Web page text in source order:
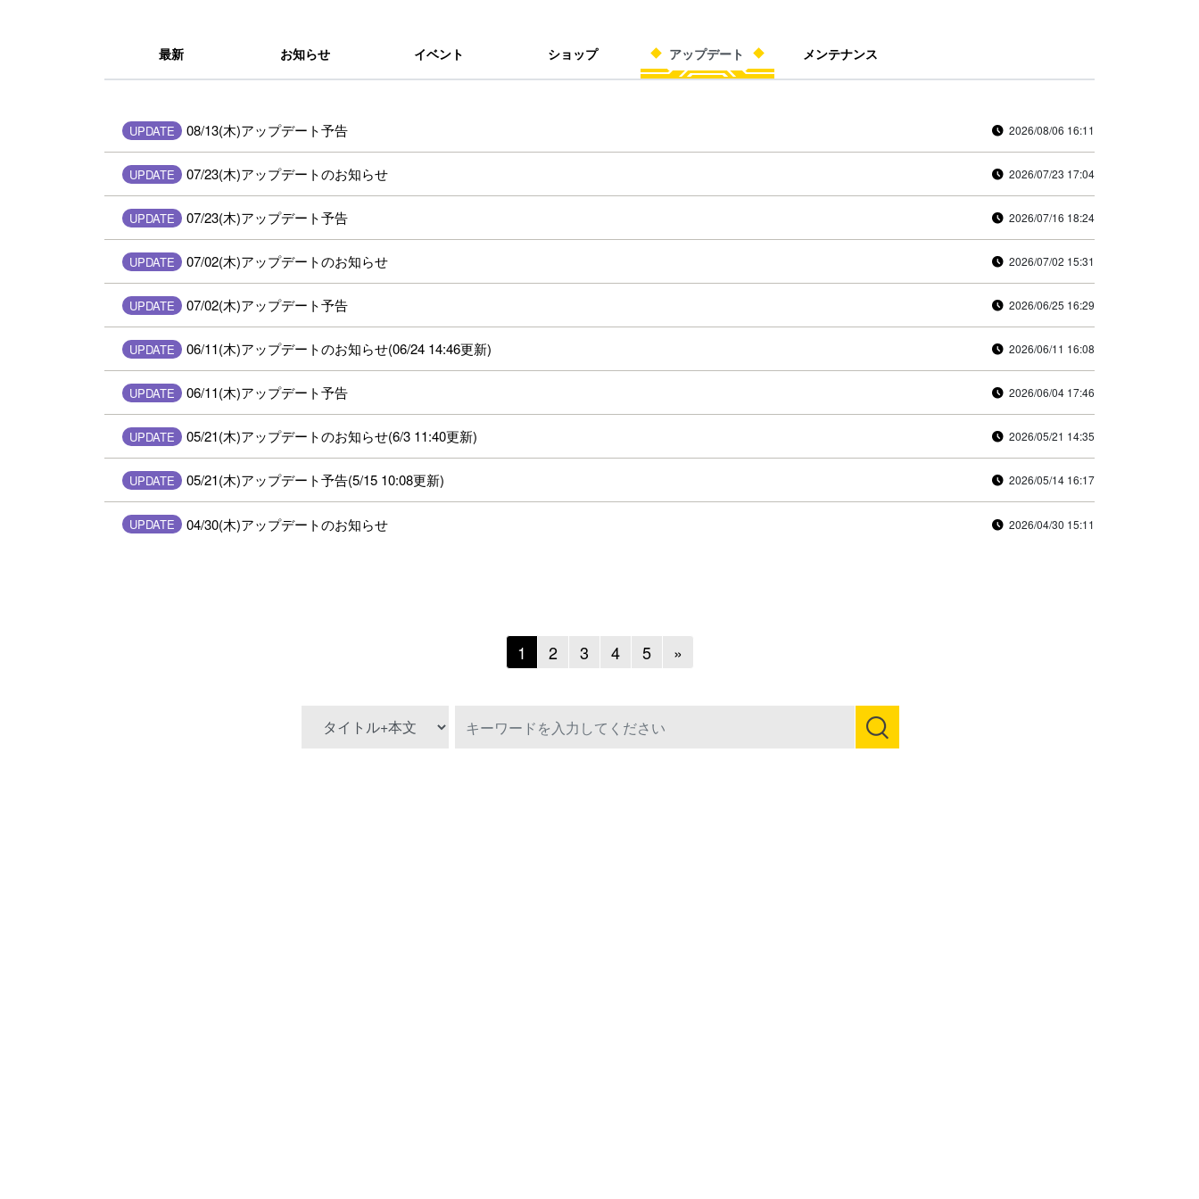
最新 お知らせ イベント ショップ アップデート メンテナンス
UPDATE 08/13(木)アップデート予告 2026/08/06 16:11
UPDATE 07/23(木)アップデートのお知らせ 2026/07/23 17:04
UPDATE 07/23(木)アップデート予告 2026/07/16 18:24
UPDATE 07/02(木)アップデートのお知らせ 2026/07/02 15:31
UPDATE 07/02(木)アップデート予告 2026/06/25 16:29
UPDATE 06/11(木)アップデートのお知らせ(06/24 14:46更新) 2026/06/11 16:08
UPDATE 06/11(木)アップデート予告 2026/06/04 17:46
UPDATE 05/21(木)アップデートのお知らせ(6/3 11:40更新) 2026/05/21 14:35
UPDATE 05/21(木)アップデート予告(5/15 10:08更新) 2026/05/14 16:17
UPDATE 04/30(木)アップデートのお知らせ 2026/04/30 15:11
1 2 3 4 5 »